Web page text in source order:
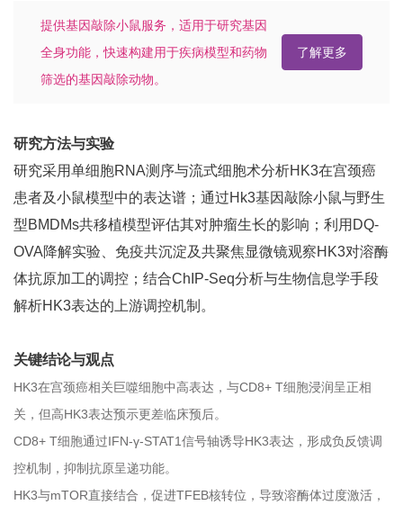
提供基因敲除小鼠服务，适用于研究基因
全身功能，快速构建用于疾病模型和药物
筛选的基因敲除动物。
了解更多
研究方法与实验
研究采用单细胞RNA测序与流式细胞术分析HK3在宫颈癌
患者及小鼠模型中的表达谱；通过Hk3基因敲除小鼠与野生
型BMDMs共移植模型评估其对肿瘤生长的影响；利用DQ-
OVA降解实验、免疫共沉淀及共聚焦显微镜观察HK3对溶酶
体抗原加工的调控；结合ChIP-Seq分析与生物信息学手段
解析HK3表达的上游调控机制。
关键结论与观点
HK3在宫颈癌相关巨噬细胞中高表达，与CD8+ T细胞浸润呈正相
关，但高HK3表达预示更差临床预后。
CD8+ T细胞通过IFN-γ-STAT1信号轴诱导HK3表达，形成负反馈调
控机制，抑制抗原呈递功能。
HK3与mTOR直接结合，促进TFEB核转位，导致溶酶体过度激活，